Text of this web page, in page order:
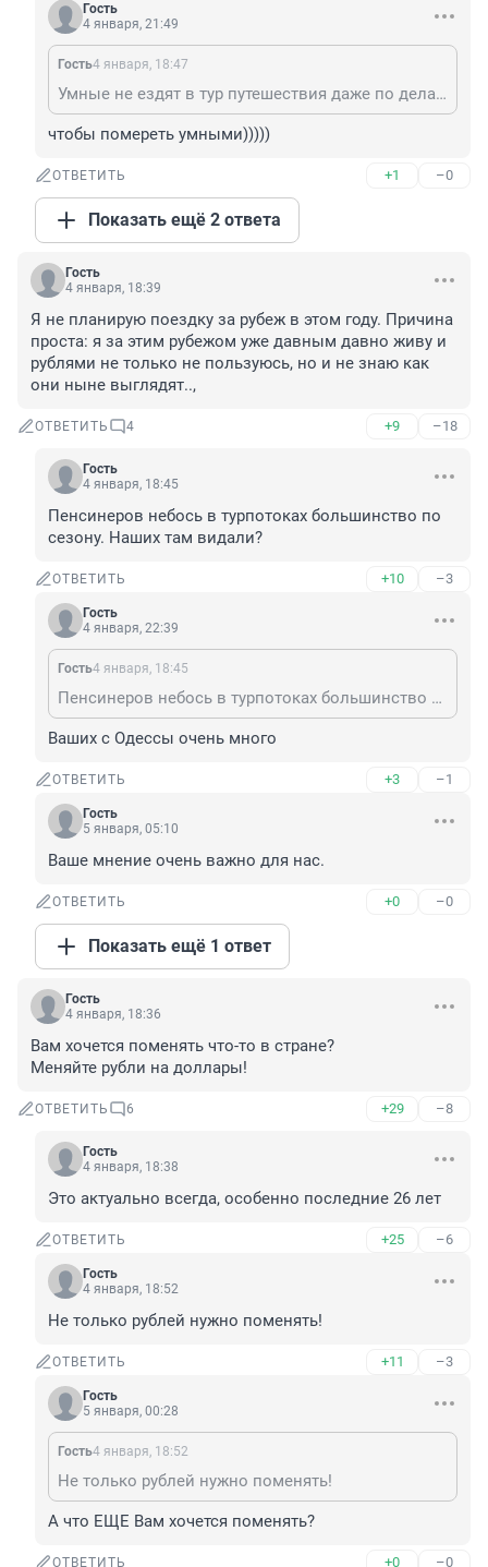
Гость
4 января, 21:49
Гость4 января, 18:47
Умные не ездят в тур путешествия даже по делам. Умным некогда разъезжать, они всю жизнь учатся.
чтобы помереть умными)))))
ОТВЕТИТЬ +1 –0
Показать ещё 2 ответа
Гость
4 января, 18:39
Я не планирую поездку за рубеж в этом году. Причина
проста: я за этим рубежом уже давным давно живу и
рублями не только не пользуюсь, но и не знаю как
они ныне выглядят..,
ОТВЕТИТЬ 4 +9 –18
Гость
4 января, 18:45
Пенсинеров небось в турпотоках большинство по
сезону. Наших там видали?
ОТВЕТИТЬ +10 –3
Гость
4 января, 22:39
Гость4 января, 18:45
Пенсинеров небось в турпотоках большинство по сезону. Наших там видали?
Ваших с Одессы очень много
ОТВЕТИТЬ +3 –1
Гость
5 января, 05:10
Ваше мнение очень важно для нас.
ОТВЕТИТЬ +0 –0
Показать ещё 1 ответ
Гость
4 января, 18:36
Вам хочется поменять что-то в стране?
Меняйте рубли на доллары!
ОТВЕТИТЬ 6 +29 –8
Гость
4 января, 18:38
Это актуально всегда, особенно последние 26 лет
ОТВЕТИТЬ +25 –6
Гость
4 января, 18:52
Не только рублей нужно поменять!
ОТВЕТИТЬ +11 –3
Гость
5 января, 00:28
Гость4 января, 18:52
Не только рублей нужно поменять!
А что ЕЩЕ Вам хочется поменять?
ОТВЕТИТЬ +0 –0